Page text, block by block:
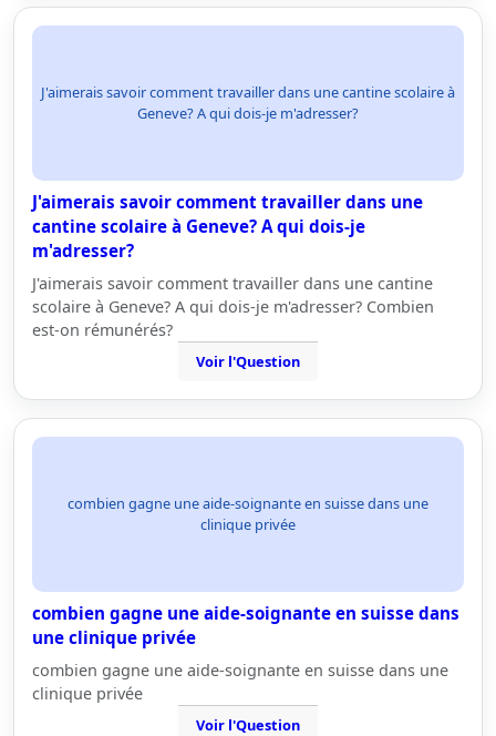
J'aimerais savoir comment travailler dans une cantine scolaire à
Geneve? A qui dois-je m'adresser?
J'aimerais savoir comment travailler dans une
cantine scolaire à Geneve? A qui dois-je
m'adresser?
J'aimerais savoir comment travailler dans une cantine
scolaire à Geneve? A qui dois-je m'adresser? Combien
est-on rémunérés?
Voir l'Question
combien gagne une aide-soignante en suisse dans une
clinique privée
combien gagne une aide-soignante en suisse dans
une clinique privée
combien gagne une aide-soignante en suisse dans une
clinique privée
Voir l'Question